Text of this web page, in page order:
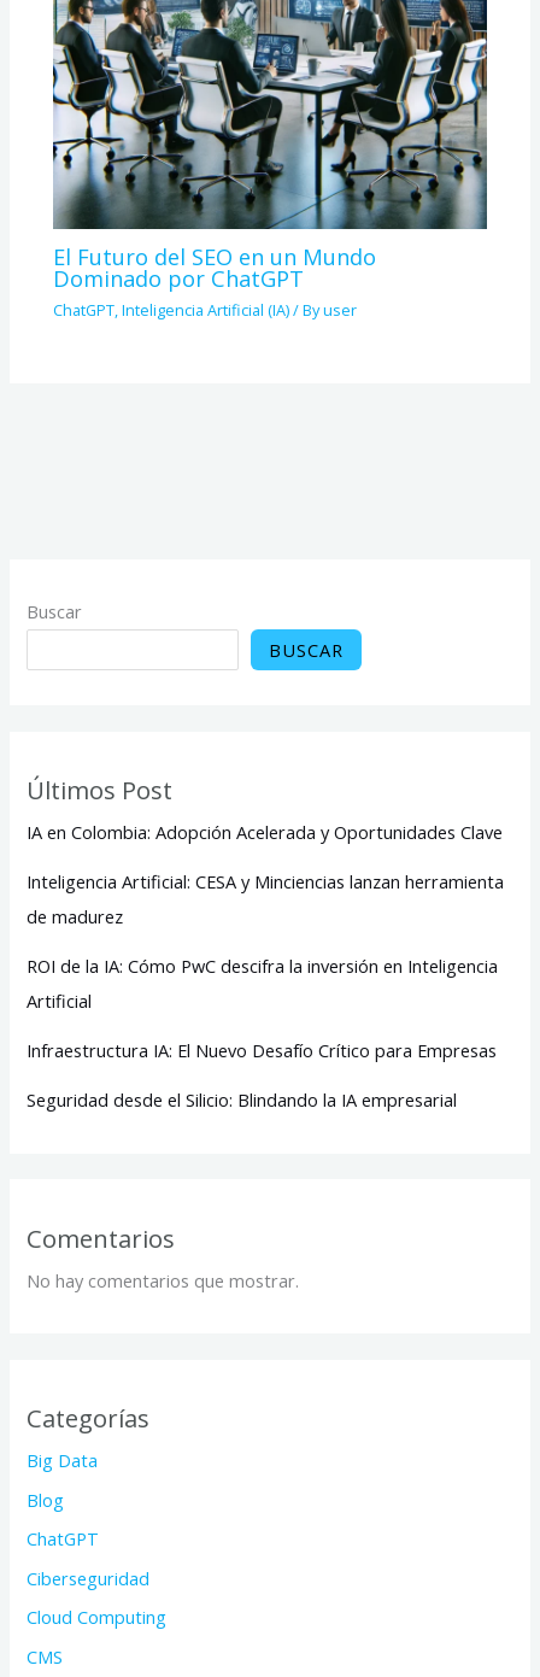
El Futuro del SEO en un Mundo
Dominado por ChatGPT
ChatGPT,Inteligencia Artificial (IA)/ Byuser
Buscar
BUSCAR
Últimos Post
IA en Colombia: Adopción Acelerada y Oportunidades Clave
Inteligencia Artificial: CESA y Minciencias lanzan herramienta
de madurez
ROI de la IA: Cómo PwC descifra la inversión en Inteligencia
Artificial
Infraestructura IA: El Nuevo Desafío Crítico para Empresas
Seguridad desde el Silicio: Blindando la IA empresarial
Comentarios
No hay comentarios que mostrar.
Categorías
Big Data
Blog
ChatGPT
Ciberseguridad
Cloud Computing
CMS